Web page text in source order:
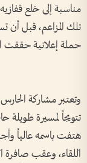
مناسبة إلى خلع
تلك المزاعم، قبل
حملة إعلانية حققت
تتويجاً لمسيرة طويلة
هتفت باسمه عالياً
اللقاء، وعقب صافرة